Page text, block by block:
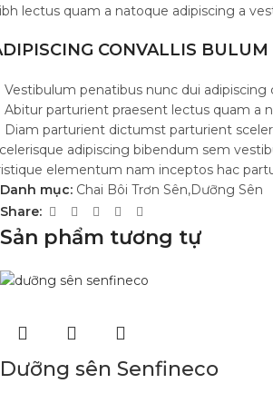
lectus quam a natoque adipiscing a
CONVALLIS BULUM
Vestibulum penatibus nunc dui
Abitur parturient praesent lectus quam a
Diam parturient dictumst parturient
adipiscing bibendum sem
elementum nam inceptos hac
Danh mục: Chai Bôi Trơn Sên,Dưỡng Sên
Share:
Sản phẩm tương tự
Dưỡng sên Senfineco